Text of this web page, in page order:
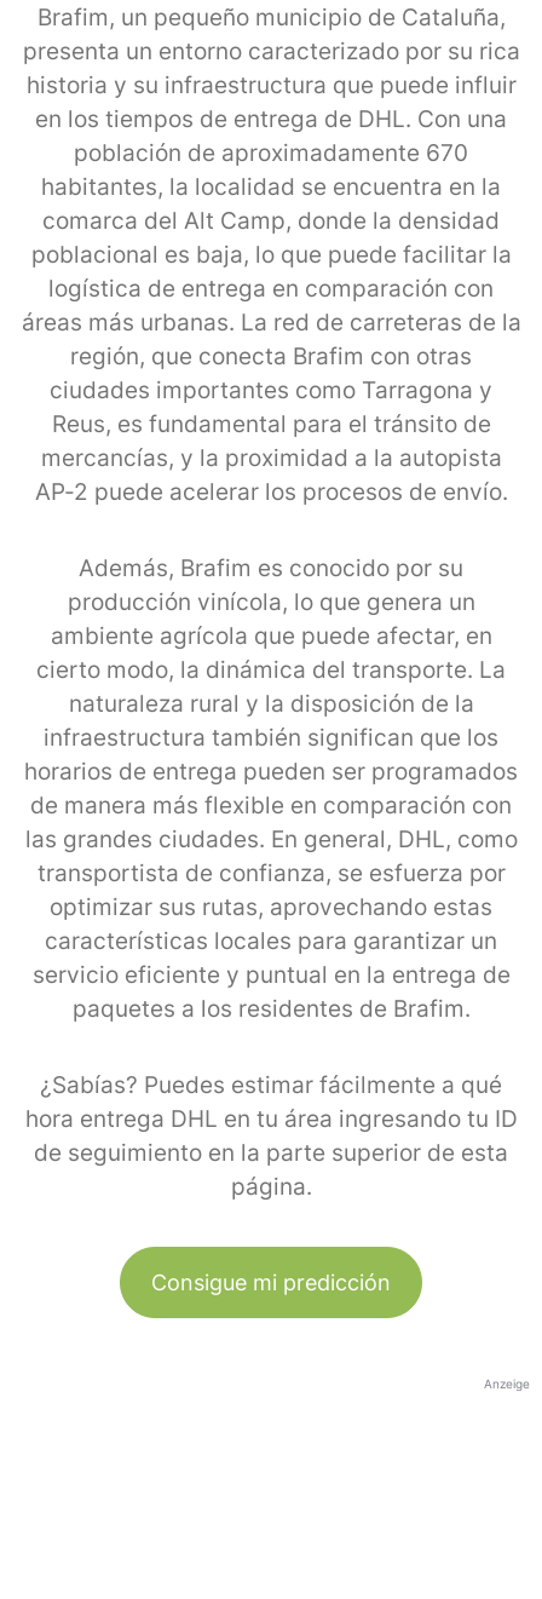
Brafim, un pequeño municipio de Cataluña,
presenta un entorno caracterizado por su rica
historia y su infraestructura que puede influir
en los tiempos de entrega de DHL. Con una
población de aproximadamente 670
habitantes, la localidad se encuentra en la
comarca del Alt Camp, donde la densidad
poblacional es baja, lo que puede facilitar la
logística de entrega en comparación con
áreas más urbanas. La red de carreteras de la
región, que conecta Brafim con otras
ciudades importantes como Tarragona y
Reus, es fundamental para el tránsito de
mercancías, y la proximidad a la autopista
AP-2 puede acelerar los procesos de envío.
Además, Brafim es conocido por su
producción vinícola, lo que genera un
ambiente agrícola que puede afectar, en
cierto modo, la dinámica del transporte. La
naturaleza rural y la disposición de la
infraestructura también significan que los
horarios de entrega pueden ser programados
de manera más flexible en comparación con
las grandes ciudades. En general, DHL, como
transportista de confianza, se esfuerza por
optimizar sus rutas, aprovechando estas
características locales para garantizar un
servicio eficiente y puntual en la entrega de
paquetes a los residentes de Brafim.
¿Sabías? Puedes estimar fácilmente a qué
hora entrega DHL en tu área ingresando tu ID
de seguimiento en la parte superior de esta
página.
Consigue mi predicción
Anzeige